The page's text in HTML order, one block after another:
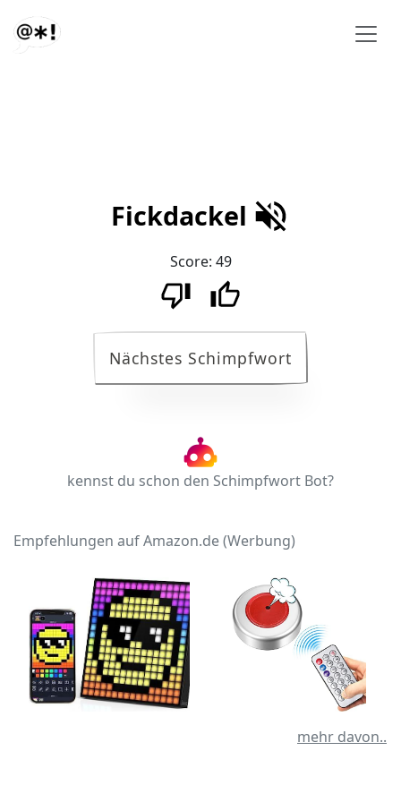
Fickdackel
Score: 49
Nächstes Schimpfwort
kennst du schon den Schimpfwort Bot?
Empfehlungen auf Amazon.de (Werbung)
mehr davon..